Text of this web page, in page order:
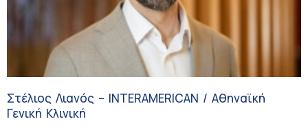
Στέλιος Λιανός – INTERAMERICAN / Αθηναϊκή
Γενική Κλινική